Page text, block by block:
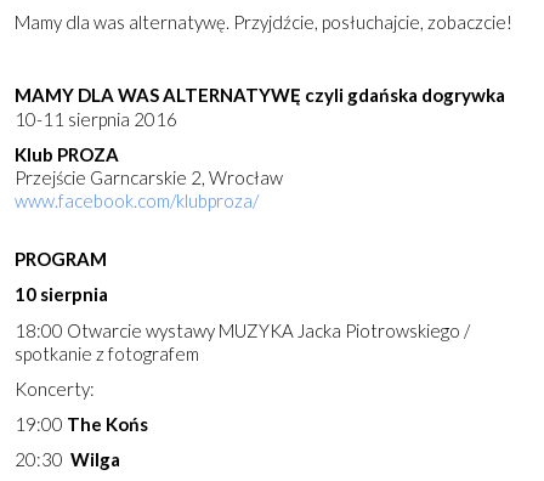
Mamy dla was alternatywę. Przyjdźcie, posłuchajcie, zobaczcie!
MAMY DLA WAS ALTERNATYWĘ czyli gdańska dogrywka
10-11 sierpnia 2016
Klub PROZA
Przejście Garncarskie 2, Wrocław
www.facebook.com/klubproza/
PROGRAM
10 sierpnia
18:00 Otwarcie wystawy MUZYKA Jacka Piotrowskiego /
spotkanie z fotografem
Koncerty:
19:00 The Końs
20:30 Wilga